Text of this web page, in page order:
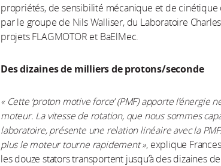
propriétés, de sensibilité mécanique et de
par le groupe de Nils Walliser, du Laboratoire
projets FLAGMOTOR et BaElMec.
Des dizaines de milliers de protons/seconde
« Cette ‘proton motive force’ (PMF) apporte
moteur. La vitesse de rotation, que nous sommes
laboratoire, présente une relation linéaire avec la
plus le moteur tourne rapidement », explique
les douze stators transportent jusqu’à des dizaines